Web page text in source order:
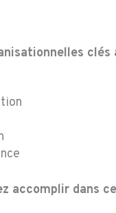
clés
accomplir dans